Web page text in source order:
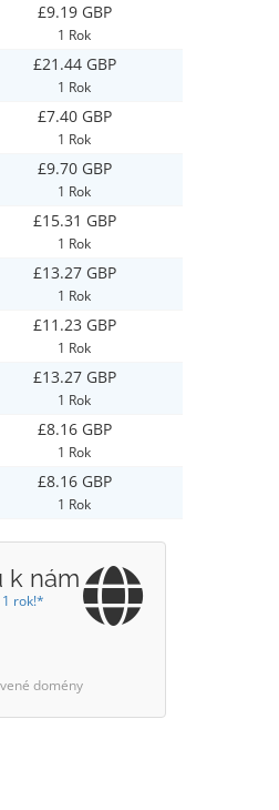
£9.19 GBP
1 Rok
£21.44 GBP
1 Rok
£7.40 GBP
1 Rok
£9.70 GBP
1 Rok
£15.31 GBP
1 Rok
£13.27 GBP
1 Rok
£11.23 GBP
1 Rok
£13.27 GBP
1 Rok
£8.16 GBP
1 Rok
£8.16 GBP
1 Rok
k nám
rok!*
domény